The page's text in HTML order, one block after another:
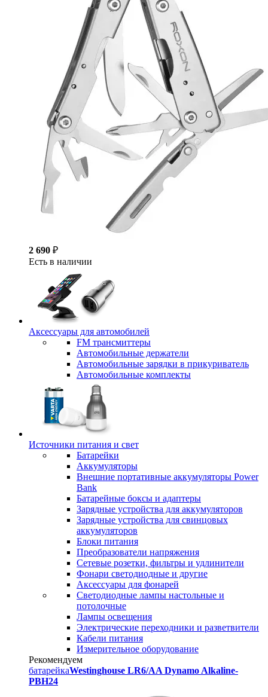
2 690 ₽
Есть в наличии
Аксессуары для автомобилей
FM трансмиттеры
Автомобильные держатели
Автомобильные зарядки в прикуриватель
Автомобильные комплекты
Источники питания и свет
Батарейки
Аккумуляторы
Внешние портативные аккумуляторы Power
Bank
Батарейные боксы и адаптеры
Зарядные устройства для аккумуляторов
Зарядные устройства для свинцовых
аккумуляторов
Блоки питания
Преобразователи напряжения
Сетевые розетки, фильтры и удлинители
Фонари светодиодные и другие
Аксессуары для фонарей
Светодиодные лампы настольные и
потолочные
Лампы освещения
Электрические переходники и разветвители
Кабели питания
Измерительное оборудование
Рекомендуем
батарейкаWestinghouse LR6/AA Dynamo Alkaline-
PBH24